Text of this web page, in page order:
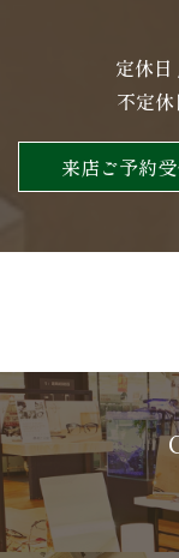
定休
不定
来店ご予約